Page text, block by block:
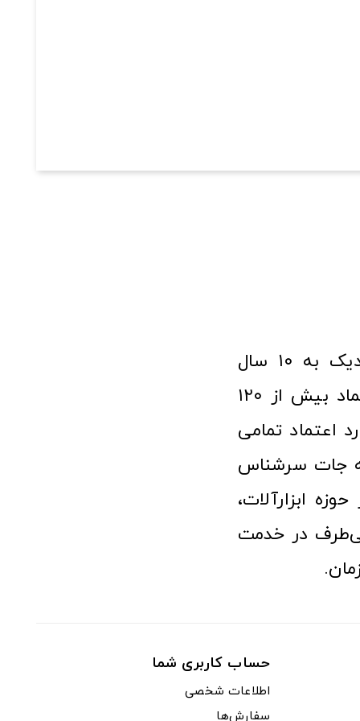
فروشگاه آنلاین ابزار و تجهیزات صنعتی کولیس با افتخار نزدیک به ۱۰ سال
فعالیت در عرصه ابزارآلات و کالاهای صنعتی توانسته مورد اعتماد بیش از ۱۲۰
اعتماد تمامی
جات سرشناس
ابزارآلات،
در خدمت
حساب کاربری شما
اطلاعات شخصی
سفارش‌ها